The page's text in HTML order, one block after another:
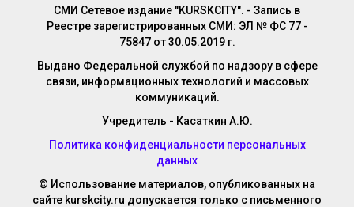
СМИ Сетевое издание "KURSKCITY". - Запись в
Реестре зарегистрированных СМИ: ЭЛ № ФС 77 -
75847 от 30.05.2019 г.
Выдано Федеральной службой по надзору в сфере
связи, информационных технологий и массовых
коммуникаций.
Учредитель - Касаткин А.Ю.
Политика конфиденциальности персональных
данных
© Использование материалов, опубликованных на
сайте kurskcity.ru допускается только с письменного